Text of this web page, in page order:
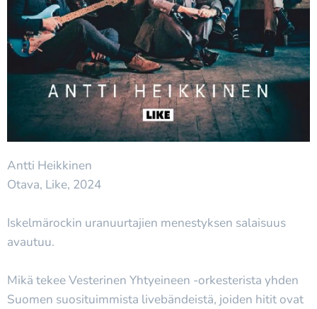
Antti Heikkinen
Otava, Like, 2024
Iskelmärockin uranuurtajien menestyksen salaisuus
avautuu.
Mikä tekee Vesterinen Yhtyeineen -orkesterista yhden
Suomen suosituimmista livebändeistä, joiden hitit ovat